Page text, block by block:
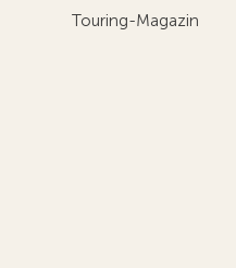
Touring-Magazin